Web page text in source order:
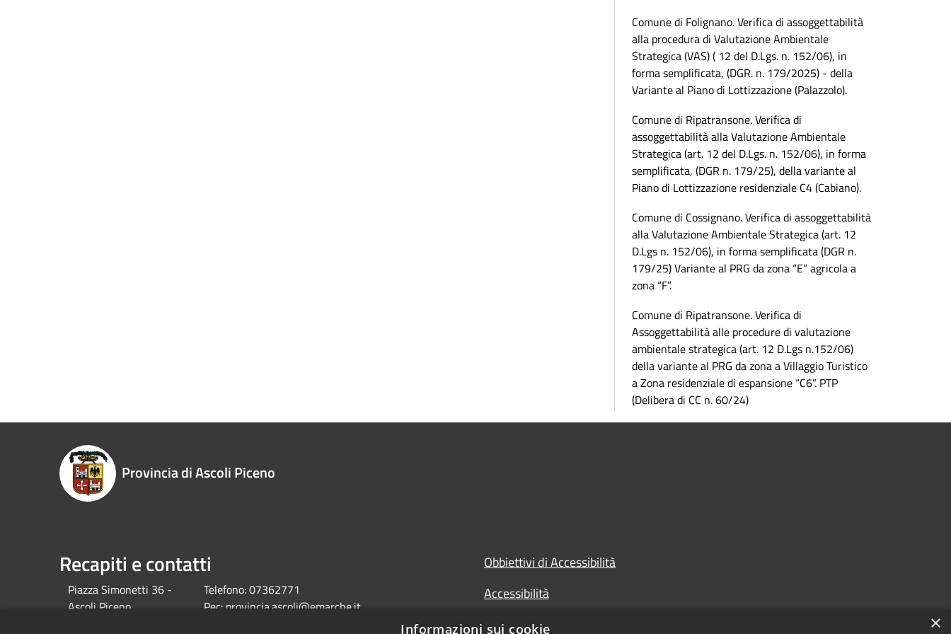
Comune di Folignano. Verifica di assoggettabilità
alla procedura di Valutazione Ambientale
Strategica (VAS) ( 12 del D.Lgs. n. 152/06), in
forma semplificata, (DGR. n. 179/2025) - della
Variante al Piano di Lottizzazione (Palazzolo).
Comune di Ripatransone. Verifica di
assoggettabilità alla Valutazione Ambientale
Strategica (art. 12 del D.Lgs. n. 152/06), in forma
semplificata, (DGR n. 179/25), della variante al
Piano di Lottizzazione residenziale C4 (Cabiano).
Comune di Cossignano. Verifica di assoggettabilità
alla Valutazione Ambientale Strategica (art. 12
D.Lgs n. 152/06), in forma semplificata (DGR n.
179/25) Variante al PRG da zona “E” agricola a
zona “F”.
Comune di Ripatransone. Verifica di
Assoggettabilità alle procedure di valutazione
ambientale strategica (art. 12 D.Lgs n.152/06)
della variante al PRG da zona a Villaggio Turistico
a Zona residenziale di espansione “C6”. PTP
(Delibera di CC n. 60/24)
Provincia di Ascoli Piceno
Recapiti e contatti
Piazza Simonetti 36 -
Ascoli Piceno
Telefono:07362771
Pec: provincia.ascoli@emarche.it
Obbiettivi di Accessibilità
Accessibilità
Dichiarazione di Accessibilità
×
Informazioni sui cookie